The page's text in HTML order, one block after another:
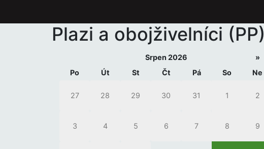
Plazi a obojživelníci (PP)
Srpen 2026
»
Po
Út St Čt Pá So Ne
27 28 29 30 31 1 2
3 4 5 6 7 8 9